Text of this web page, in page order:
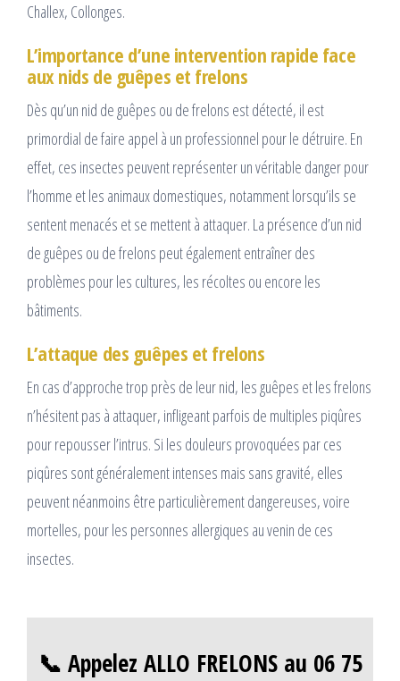
Challex, Collonges.
L’importance d’une intervention rapide face
aux nids de guêpes et frelons
Dès qu’un nid de guêpes ou de frelons est détecté, il est
primordial de faire appel à un professionnel pour le détruire. En
effet, ces insectes peuvent représenter un véritable danger pour
l’homme et les animaux domestiques, notamment lorsqu’ils se
sentent menacés et se mettent à attaquer. La présence d’un nid
de guêpes ou de frelons peut également entraîner des
problèmes pour les cultures, les récoltes ou encore les
bâtiments.
L’attaque des guêpes et frelons
En cas d’approche trop près de leur nid, les guêpes et les frelons
n’hésitent pas à attaquer, infligeant parfois de multiples piqûres
pour repousser l’intrus. Si les douleurs provoquées par ces
piqûres sont généralement intenses mais sans gravité, elles
peuvent néanmoins être particulièrement dangereuses, voire
mortelles, pour les personnes allergiques au venin de ces
insectes.
📞 Appelez ALLO FRELONS au 06 75